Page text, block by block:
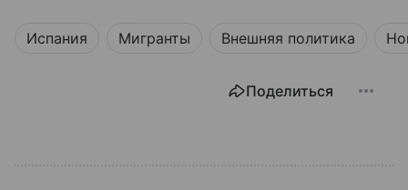
Испания Мигранты Внешняя политика
Поделиться